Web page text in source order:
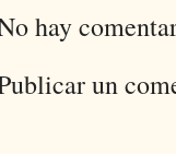
hay
un